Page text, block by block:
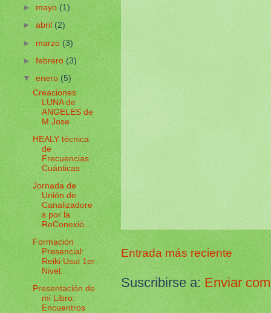
Entrada más reciente
Suscribirse a:Enviar
►mayo (1)
►abril(2)
►marzo(3)
►febrero(3)
▼enero(5)
Creaciones
LUNA de
ANGELES de
M Jose
HEALY técnica
de
Frecuencias
Cuánticas
Jornada de
Unión de
Canalizadore
s por la
ReConexió...
Formación
Presencial:
Reiki Usui 1er
Nivel.
Presentación de
mi Libro:
Encuentros